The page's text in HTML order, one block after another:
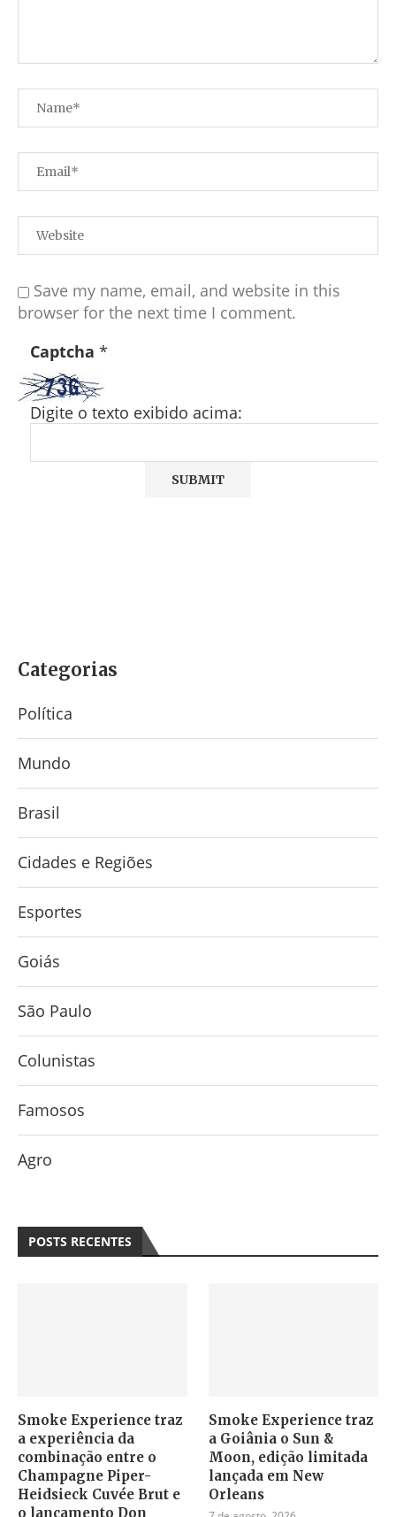
Save my name, email, and website in this
browser for the next time I comment.
Captcha *
Digite o texto exibido acima:
Categorias
Política
Mundo
Brasil
Cidades e Regiões
Esportes
Goiás
São Paulo
Colunistas
Famosos
Agro
POSTS RECENTES
Smoke Experience traz
a experiência da
combinação entre o
Champagne Piper-
Heidsieck Cuvée Brut e
o lançamento Don
Smoke Experience traz
a Goiânia o Sun &
Moon, edição limitada
lançada em New
Orleans